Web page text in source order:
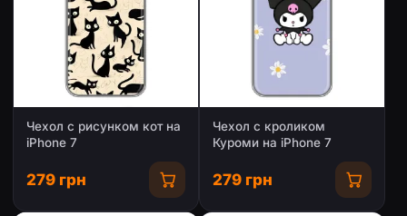
Чехол с рисунком кот на
iPhone 7
279 грн
Чехол с кроликом
Куроми на iPhone 7
279 грн